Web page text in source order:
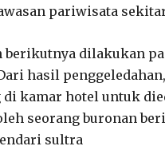
pariwisata
berikutnya dilakukan
hasil
kamar hotel untuk
seorang buronan
sultra